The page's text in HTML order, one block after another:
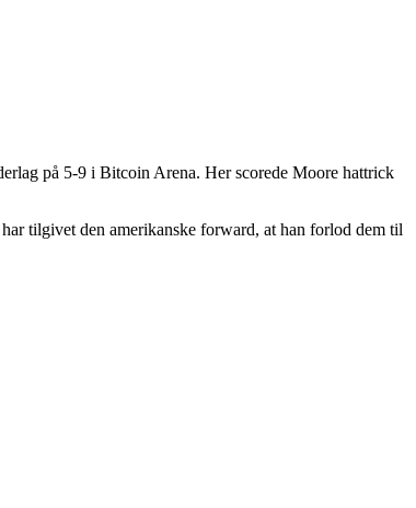
på 5-9 i Bitcoin Arena. Her scorede Moore hattrick
tilgivet den amerikanske forward, at han forlod dem til